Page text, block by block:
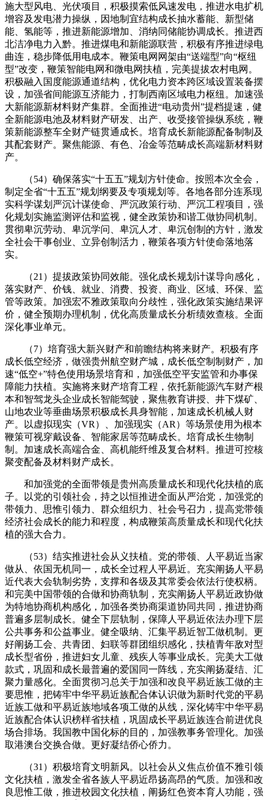
施大型风电、光伏项目，积极摸索低风速发电，推进水电扩机
增容及发电潜力操纵，因地制宜结构成长抽水蓄能、新型储
能、氢能等，推进新能源增加、消纳同储能协调成长。推进西
北洁净电力入黔。推进煤电和新能源联营，积极有序推进绿电
曲连，稳步降低用电成本。鞭策电网网架由“送端型”向“枢纽
型”改变，鞭策智能电网和微电网扶植，完美提拔农村电网。
积极融入国度能源通道结构，优化电力资本跨区域设置装备摆
设，加强省间能源互济能力，打制西南区域电力枢纽。加速强
大新能源新材料财产集群。全面推进“电动贵州”提档提速，健
全新能源电池及材料财产研发、出产、收受接管操纵系统，鞭
策新能源整车全财产链贯通成长。培育成长新能源配备制制及
其配套财产。聚焦能源、有色、冶金等范畴成长高端新材料财
产。
（54）确保落实“十五五”规划方针使命。按照本次全会，
制定全省“十五五”规划纲要及专项规划等。各地各部分连系现
实科学谋划严沉计谋使命、严沉政策行动、严沉工程项目，强
化规划实施监测评估和监视，健全政策协和谐工做协同机制。
贯彻卑沉劳动、卑沉学问、卑沉人才、卑沉创制的方针，激发
全社会干事创业、立异创制活力，鞭策各项方针使命落地落
实。
（21）提拔政策协同效能。强化成长规划计谋导向感化，
落实财产、价钱、就业、消费、投资、商业、区域、环保、监
管等政策。加强宏不雅政策取向分歧性，强化政策实施结果评
价，健全预期办理机制，优化高质量成长分析绩效查核。全面
深化事业单元。
（7）培育强大新兴财产和前瞻结构将来财产。积极有序
成长低空经济，做强贵州航空财产城，成长低空制制财产，加
速“低空+”特色使用场景培育和，加强低空平安监管和办事保
障能力扶植。实施将来财产培育工程，依托新能源汽车财产根
本和智驾龙头企业成长智能驾驶，聚焦教育讲授、井下煤矿、
山地农业等垂曲场景积极成长具身智能，加速成长机械人财
产。以虚拟现实（VR）、加强现实（AR）等场景使用为根本
鞭策可视穿戴设备、智能家居等范畴成长。培育成长生物制
制。加速成长高端合金、高机能纤维及复合材料。推进可控核
聚变配备及材料财产成长。
和加强党的全面带领是贵州高质量成长和现代化扶植的底
子。以党的引领社会，持之以恒推进全面从严治党，加强党的
带领力、思惟引领力、群众组织力、社会号召力，提高党带领
经济社会成长的能力和程度，构成鞭策高质量成长和现代化扶
植的强大合力。
（53）结实推进社会从义扶植。党的带领、人平易近当家
做从、依国无机同一，成长全过程人平易近。充实阐扬人平易
近代表大会轨制劣势，支撑和各级及其常委会依法行使权柄。
和完美中国带领的合做和协商轨制，充实阐扬人平易近政协做
为特地协商机构感化，加强各类协商渠道协同共同，推进协商
普遍多层制成长。健全下层轨制，保障人平易近依法办理下层
公共事务和公益事业。健全吸纳、汇集平易近智工做机制。更
好阐扬工会、共青团、妇联等群团组织感化，扶植青年敌对型
成长型省份，推进妇女儿童、残疾人等事业成长。完美大工做
款式，巩固和成长最普遍的爱国同一阵线，充实阐扬凝结、汇
聚力量感化。全面贯彻习总关于加强和改良平易近族工做的主
要思惟，把铸牢中华平易近族配合体认识做为新时代党的平易
近族工做和平易近族地域各项工做的从线，深化铸牢中华平易
近族配合体认识榜样省扶植，巩固成长平易近族连合前进优良
场合排场。我国教中国化标的目的，加强教事务管理化。加强
取港澳台交换合做。更好凝结侨心侨力。
（31）积极培育文明新风。以社会从义焦点价值不雅引领
文化扶植，激发全省各族人平易近昂扬高昂的气质。加强和改
良思惟工做，推进校园文化扶植，阐扬红色资本育人功能，强